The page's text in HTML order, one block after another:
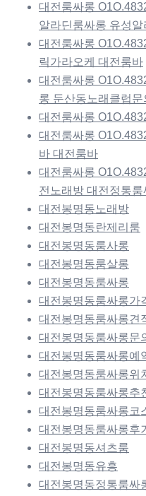
대전룸싸롱
알라딘룸싸롱 유성
대전룸싸롱
릭가라오케 대전룸바
대전룸싸롱
롱 둔산동노래클럽문
대전룸싸롱
대전룸싸롱
바 대전룸바
대전룸싸롱
전노래방 대전정통룸
대전봉명동노래방
대전봉명동란제리룸
대전봉명동룸사롱
대전봉명동룸살롱
대전봉명동룸싸롱
대전봉명동룸싸롱가
대전봉명동룸싸롱견
대전봉명동룸싸롱문
대전봉명동룸싸롱예
대전봉명동룸싸롱위
대전봉명동룸싸롱추
대전봉명동룸싸롱코
대전봉명동룸싸롱후기
대전봉명동셔츠룸
대전봉명동유흥
대전봉명동정통룸싸